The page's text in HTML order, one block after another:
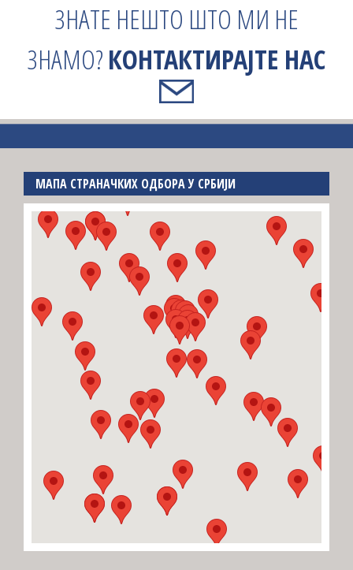
ЗНАТЕ НЕШТО ШТО МИ НЕ
ЗНАМО?КОНТАКТИРАЈТЕ НАС
МАПА СТРАНАЧКИХ ОДБОРА У СРБИЈИ